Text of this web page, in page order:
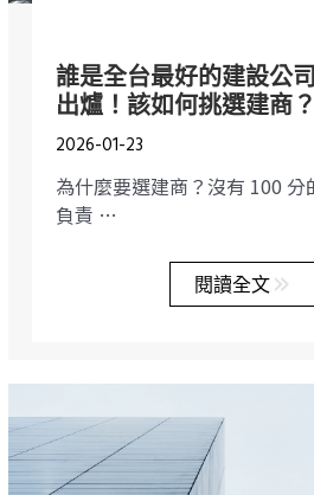
誰是全台最好的建設公
出爐！該如何挑選建商？
2026-01-23
為什麼要選建商？沒有 100
負責 …
閱讀全文